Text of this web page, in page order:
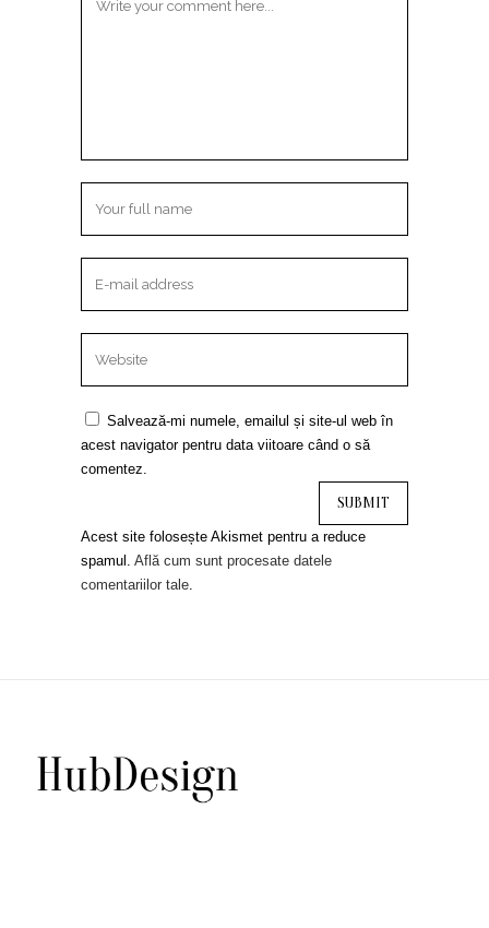
Salvează-mi numele, emailul și site-ul web în
acest navigator pentru data viitoare când o să
comentez.
Acest site folosește Akismet pentru a reduce
spamul. Află cum sunt procesate datele
comentariilor tale.